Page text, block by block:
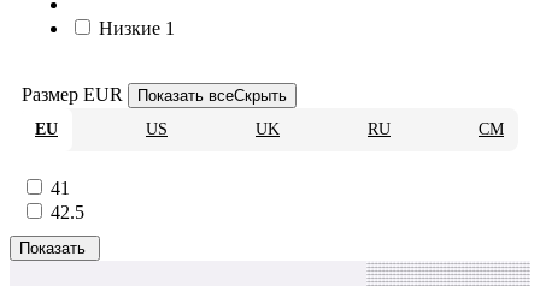
Низкие 1
Размер EUR Показать всеСкрыть
EU
US UK RU CM
41
42.5